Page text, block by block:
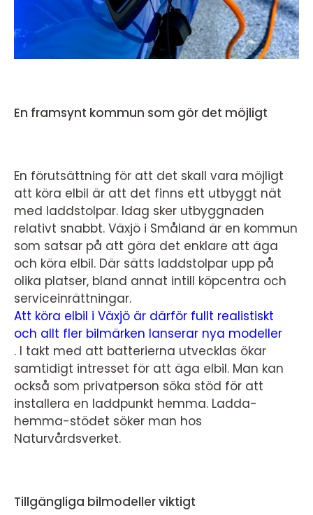
En framsynt kommun som gör det möjligt
En förutsättning för att det skall vara möjligt
att köra elbil är att det finns ett utbyggt nät
med laddstolpar. Idag sker utbyggnaden
relativt snabbt. Växjö i Småland är en kommun
som satsar på att göra det enklare att äga
och köra elbil. Där sätts laddstolpar upp på
olika platser, bland annat intill köpcentra och
serviceinrättningar.
Att köra elbil i Växjö är därför fullt realistiskt
och allt fler bilmärken lanserar nya modeller
. I takt med att batterierna utvecklas ökar
samtidigt intresset för att äga elbil. Man kan
också som privatperson söka stöd för att
installera en laddpunkt hemma. Ladda-
hemma-stödet söker man hos
Naturvårdsverket.
Tillgängliga bilmodeller viktigt